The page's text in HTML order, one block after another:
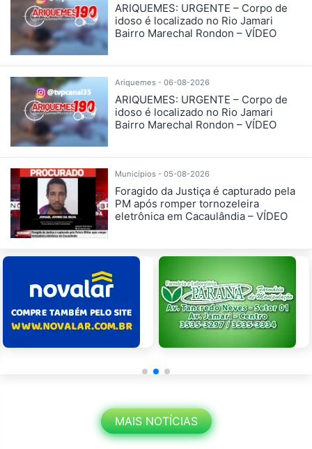
ARIQUEMES: URGENTE – Corpo de
idoso é localizado no Rio Jamari
Bairro Marechal Rondon – VÍDEO
Ariquemes - 06-08-2026
ARIQUEMES: URGENTE – Corpo de
idoso é localizado no Rio Jamari
Bairro Marechal Rondon – VÍDEO
Municípios - 05-08-2026
Foragido da Justiça é capturado pela
PM após romper tornozeleira
eletrônica em Cacaulândia – VÍDEO
MAIS NOTÍCIAS